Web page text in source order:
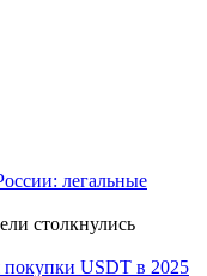
легальные
столкнулись
USDT в 2025